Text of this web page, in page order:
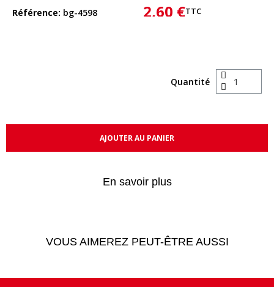
Référence bg-4598 2,60 €TTC
Quantité
AJOUTER AU PANIER
En savoir plus
VOUS AIMEREZ PEUT-ÊTRE AUSSI